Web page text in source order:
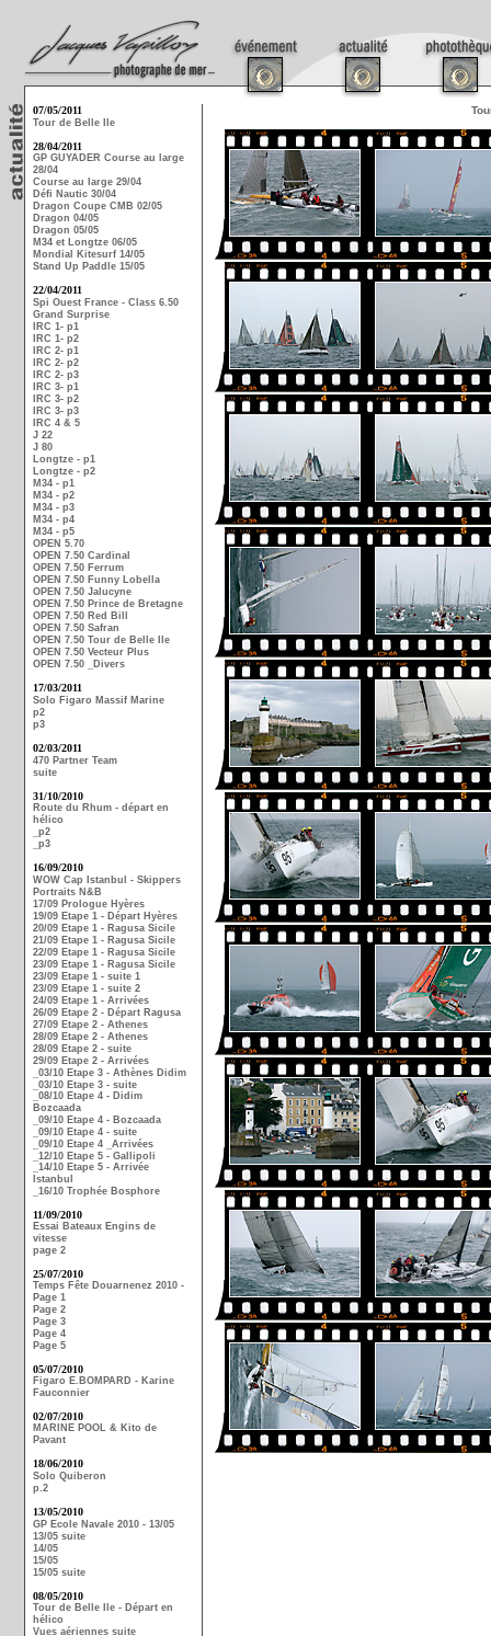
07/05/2011
Tour de Belle Ile
28/04/2011
GP GUYADER Course au large
28/04
Course au large 29/04
Défi Nautic 30/04
Dragon Coupe CMB 02/05
Dragon 04/05
Dragon 05/05
M34 et Longtze 06/05
Mondial Kitesurf 14/05
Stand Up Paddle 15/05
22/04/2011
Spi Ouest France - Class 6.50
Grand Surprise
IRC 1- p1
IRC 1- p2
IRC 2- p1
IRC 2- p2
IRC 2- p3
IRC 3- p1
IRC 3- p2
IRC 3- p3
IRC 4 & 5
J 22
J 80
Longtze - p1
Longtze - p2
M34 - p1
M34 - p2
M34 - p3
M34 - p4
M34 - p5
OPEN 5.70
OPEN 7.50 Cardinal
OPEN 7.50 Ferrum
OPEN 7.50 Funny Lobella
OPEN 7.50 Jalucyne
OPEN 7.50 Prince de Bretagne
OPEN 7.50 Red Bill
OPEN 7.50 Safran
OPEN 7.50 Tour de Belle Ile
OPEN 7.50 Vecteur Plus
OPEN 7.50 _Divers
17/03/2011
Solo Figaro Massif Marine
p2
p3
02/03/2011
470 Partner Team
suite
31/10/2010
Route du Rhum - départ en
hélico
_p2
_p3
16/09/2010
WOW Cap Istanbul - Skippers
Portraits N&B
17/09 Prologue Hyères
19/09 Etape 1 - Départ Hyères
20/09 Etape 1 - Ragusa Sicile
21/09 Etape 1 - Ragusa Sicile
22/09 Etape 1 - Ragusa Sicile
23/09 Etape 1 - Ragusa Sicile
23/09 Etape 1 - suite 1
23/09 Etape 1 - suite 2
24/09 Etape 1 - Arrivées
26/09 Etape 2 - Départ Ragusa
27/09 Etape 2 - Athenes
28/09 Etape 2 - Athenes
28/09 Etape 2 - suite
29/09 Etape 2 - Arrivées
_03/10 Etape 3 - Athènes Didim
_03/10 Etape 3 - suite
_08/10 Etape 4 - Didim
Bozcaada
_09/10 Etape 4 - Bozcaada
_09/10 Etape 4 - suite
_09/10 Etape 4 _Arrivées
_12/10 Etape 5 - Gallipoli
_14/10 Etape 5 - Arrivée
Istanbul
_16/10 Trophée Bosphore
11/09/2010
Essai Bateaux Engins de
vitesse
page 2
25/07/2010
Temps Fête Douarnenez 2010 -
Page 1
Page 2
Page 3
Page 4
Page 5
05/07/2010
Figaro E.BOMPARD - Karine
Fauconnier
02/07/2010
MARINE POOL & Kito de
Pavant
18/06/2010
Solo Quiberon
p.2
13/05/2010
GP Ecole Navale 2010 - 13/05
13/05 suite
14/05
15/05
15/05 suite
08/05/2010
Tour de Belle Ile - Départ en
hélico
Vues aériennes suite